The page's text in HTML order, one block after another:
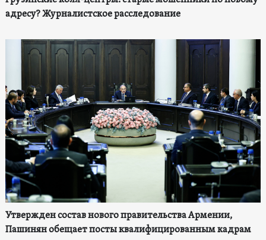
адресу? Журналистское расследование
Утвержден состав нового правительства Армении,
Пашинян обещает посты квалифицированным кадрам